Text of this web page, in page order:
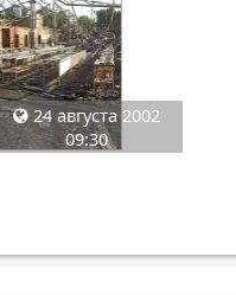
24 августа 2002
09:30